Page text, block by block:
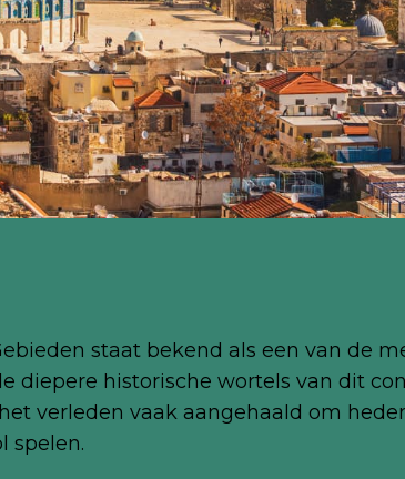
staat bekend als een van de
diepere historische wortels van dit
verleden vaak aangehaald om
spelen.